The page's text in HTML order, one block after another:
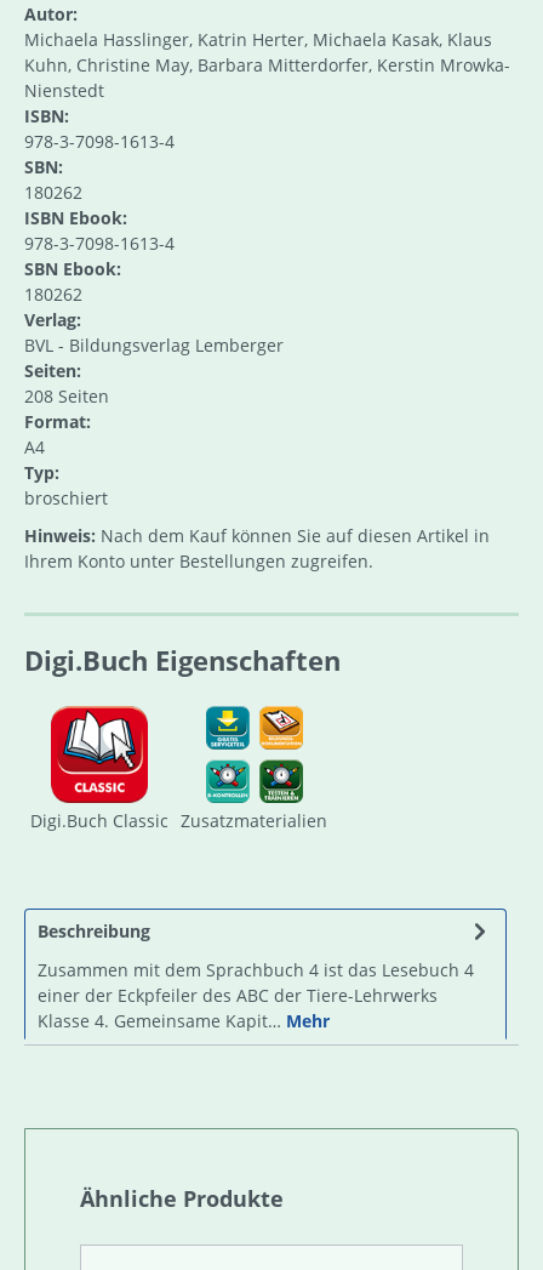
Autor:
Michaela Hasslinger, Katrin Herter, Michaela Kasak, Klaus
Kuhn, Christine May, Barbara Mitterdorfer, Kerstin Mrowka-
Nienstedt
ISBN:
978-3-7098-1613-4
SBN:
180262
ISBN Ebook:
978-3-7098-1613-4
SBN Ebook:
180262
Verlag:
BVL - Bildungsverlag Lemberger
Seiten:
208 Seiten
Format:
A4
Typ:
broschiert
Hinweis: Nach dem Kauf können Sie auf diesen Artikel in
Ihrem Konto unter Bestellungen zugreifen.
Digi.Buch Eigenschaften
Digi.Buch Classic Zusatzmaterialien
Beschreibung
Zusammen mit dem Sprachbuch 4 ist das Lesebuch 4
einer der Eckpfeiler des ABC der Tiere-Lehrwerks
Klasse 4. Gemeinsame Kapit… Mehr
Produktgalerie überspringen
Ähnliche Produkte